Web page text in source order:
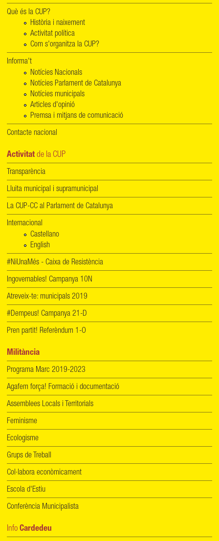
Què és la CUP?
Història i naixement
Activitat política
Com s'organitza la CUP?
Informa't
Notícies Nacionals
Notícies Parlament de Catalunya
Notícies municipals
Articles d'opinió
Premsa i mitjans de comunicació
Contacte nacional
Activitat de la CUP
Transparència
Lluita municipal i supramunicipal
La CUP-CC al Parlament de Catalunya
Internacional
Castellano
English
#NiUnaMés - Caixa de Resistència
Ingovernables! Campanya 10N
Atreveix-te: municipals 2019
#Dempeus! Campanya 21-D
Pren partit! Referèndum 1-O
Militància
Programa Marc 2019-2023
Agafem força! Formació i documentació
Assemblees Locals i Territorials
Feminisme
Ecologisme
Grups de Treball
Col·labora econòmicament
Escola d'Estiu
Conferència Municipalista
Info Cardedeu